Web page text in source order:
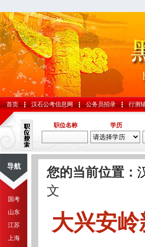
首页 汉石公考信息网 公务员招录 行测
职位名称 学历
导航
国考
山东
江苏
上海
您的当前位置：
文
大兴安